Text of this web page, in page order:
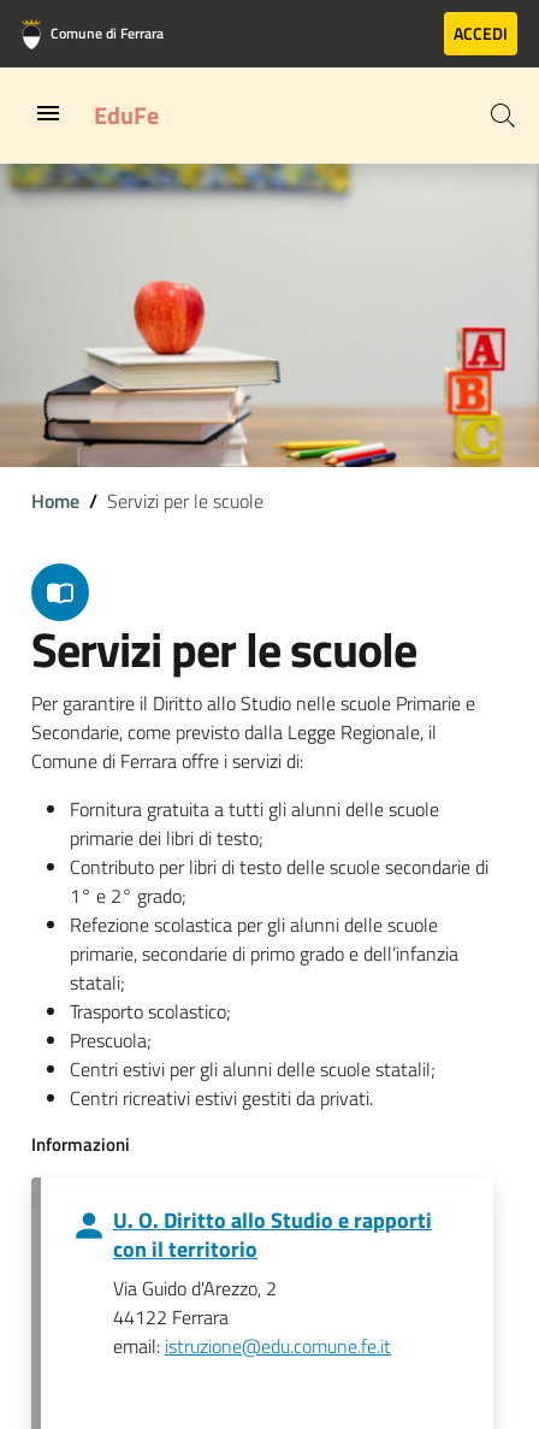
Vai al contenuto principale
Vai al footer
Comune di Ferrara ACCEDI
EduFe
Home Servizi per le scuole
Servizi per le scuole
Per garantire il Diritto allo Studio nelle scuole Primarie e
Secondarie, come previsto dalla Legge Regionale, il
Comune di Ferrara offre i servizi di:
Fornitura gratuita a tutti gli alunni delle scuole
primarie dei libri di testo;
Contributo per libri di testo delle scuole secondarie di
1° e 2° grado;
Refezione scolastica per gli alunni delle scuole
primarie, secondarie di primo grado e dell’infanzia
statali;
Trasporto scolastico;
Prescuola;
Centri estivi per gli alunni delle scuole statalil;
Centri ricreativi estivi gestiti da privati.
Informazioni
U. O. Diritto allo Studio e rapporti
con il territorio
Via Guido d'Arezzo, 2
44122 Ferrara
email: istruzione@edu.comune.fe.it